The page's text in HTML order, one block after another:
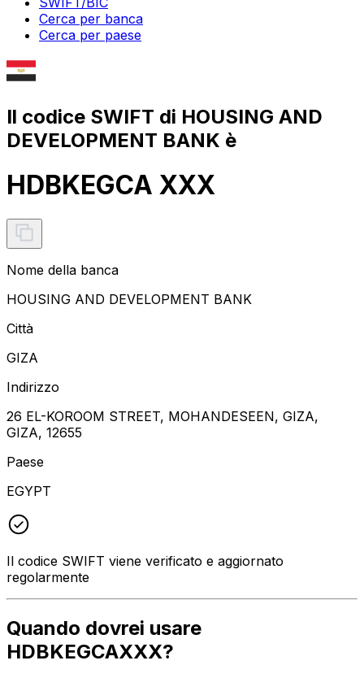
Cerca per banca
Cerca per paese
Il codice SWIFT di HOUSING AND
DEVELOPMENT BANK è
HDBKEGCA XXX
Nome della banca
HOUSING AND DEVELOPMENT BANK
Città
GIZA
Indirizzo
26 EL-KOROOM STREET, MOHANDESEEN, GIZA,
GIZA, 12655
Paese
EGYPT
Il codice SWIFT viene verificato e aggiornato
regolarmente
Quando dovrei usare
HDBKEGCAXXX?